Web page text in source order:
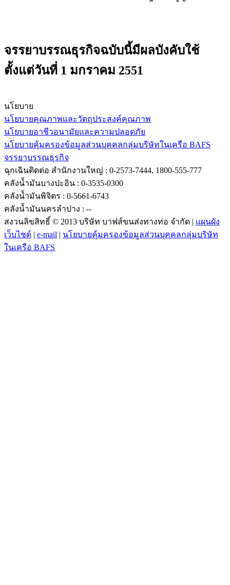
จรรยาบรรณธุรกิจฉบับนี้มีผลบังคับใช้
ตั้งแต่วันที่ 1 มกราคม 2551
นโยบาย
นโยบายคุณภาพและวัตถุประสงค์คุณภาพ
นโยบายอาชีวอนามัยและความปลอดภัย
นโยบายคุ้มครองข้อมูลส่วนบุคคลกลุ่มบริษัทในเครือ BAFS
จรรยาบรรณธุรกิจ
ฉุกเฉินติดต่อ สำนักงานใหญ่ : 0-2573-7444, 1800-555-777
คลังน้ำมันบางปะอิน : 0-3535-0300
คลังน้ำมันพิจิตร : 0-5661-6743
คลังน้ำมันนครลำปาง : --
สงวนลิขสิทธิ์ © 2013 บริษัท บาฟส์ขนส่งทางท่อ จำกัด | แผนผัง
เว็บไซต์ | e-mail | นโยบายคุ้มครองข้อมูลส่วนบุคคลกลุ่มบริษัท
ในเครือ BAFS